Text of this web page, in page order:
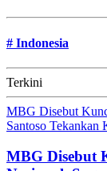
# Indonesia
Terkini
MBG Disebut
Santoso Tekankan
MBG Disebut